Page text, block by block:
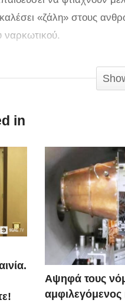
«ζάλη» στους
in
Αψηφά τους
αμφιλεγόμενος